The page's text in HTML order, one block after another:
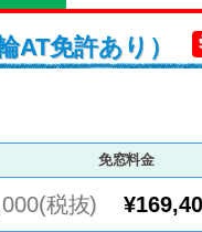
AT免許あり）
免窓料金
税抜)